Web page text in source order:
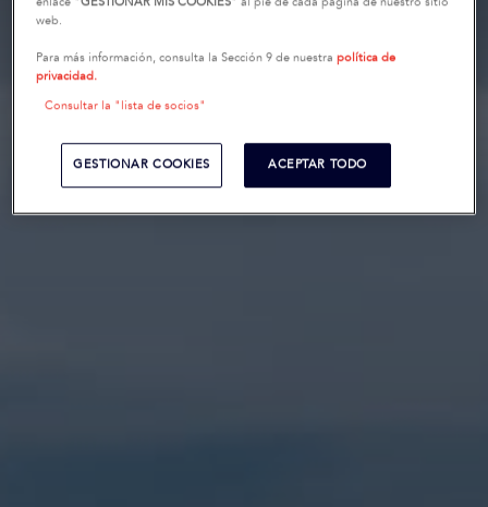
web.
Para más información, consulta la Sección 9 de nuestrapolítica de
privacidad.
Consultar la "lista de socios"
GESTIONAR COOKIES ACEPTAR TODO